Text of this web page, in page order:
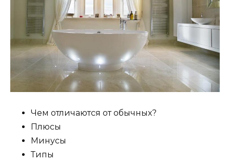
Чем отличаются от обычных?
Плюсы
Минусы
Типы